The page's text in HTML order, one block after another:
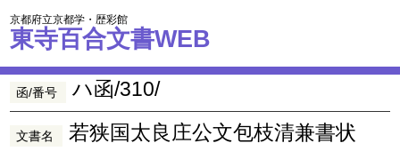
京都府立京都学・歴彩館
東寺百合文書WEB
函/番号 ハ函/310/
文書名 若狭国太良庄公文包枝清兼書状